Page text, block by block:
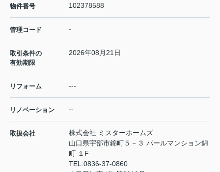
物件番号 102378588
管理コード -
取引条件の
有効期限
2026年08月21日
リフォーム ---
リノベーション --
取扱会社
株式会社 ミスターホームズ
山口県宇部市錦町５－３ パールマンション錦
町 １F
TEL:0836-37-0860